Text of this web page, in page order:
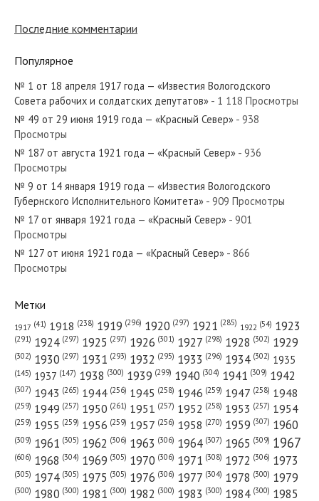
№ 13 от января 1933 года — «Красный Север»
№ 222 от ноября 1945 года — «Красный Север»
№ 255 от декабря 1958 года — «Красный Север»
№ 181 от сентября 1945 года — «Красный Север»
№ 190 от августа 1963 года — «Красный Север»
Последние комментарии
Популярное
№ 1 от 18 апреля 1917 года — «Известия Вологодского
Совета рабочих и солдатских депутатов» - 1 118 Просмотры
№ 49 от 29 июня 1919 года — «Красный Север» - 938
Просмотры
№ 187 от августа 1921 года — «Красный Север» - 936
Просмотры
№ 9 от 14 января 1919 года — «Известия Вологодского
Губернского Исполнительного Комитета» - 909 Просмотры
№ 17 от января 1921 года — «Красный Север» - 901
Просмотры
№ 127 от июня 1921 года — «Красный Север» - 866
Просмотры
Метки
1917 (41) 1918 (238) 1919 (296) 1920 (297) 1921 (285) 1922 (54) 1923
(291) 1924 (297) 1925 (297) 1926 (301) 1927 (298) 1928 (302) 1929
(302) 1930 (297) 1931 (293) 1932 (295) 1933 (296) 1934 (302) 1935
(145) 1937 (147) 1938 (300) 1939 (299) 1940 (304) 1941 (309) 1942
(307) 1943 (265) 1944 (256) 1945 (258) 1946 (259) 1947 (258) 1948
(259) 1949 (257) 1950 (261) 1951 (257) 1952 (258) 1953 (257) 1954
(259) 1955 (259) 1956 (259) 1957 (256) 1958 (270) 1959 (307) 1960
(309) 1961 (305) 1962 (306) 1963 (306) 1964 (307) 1965 (309) 1967
(606) 1968 (304) 1969 (305) 1970 (306) 1971 (308) 1972 (306) 1973
(305) 1974 (305) 1975 (305) 1976 (306) 1977 (304) 1978 (300) 1979
(300) 1980 (300) 1981 (300) 1982 (300) 1983 (300) 1984 (300) 1985